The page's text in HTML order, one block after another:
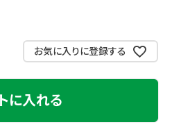
お気に入りに登録する
に入れる